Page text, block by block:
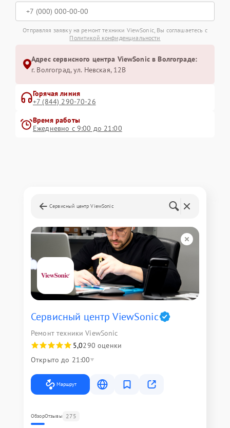
Отправляя заявку на ремонт техники ViewSonic, Вы соглашаетесь с
Политикой конфиденциальности
Адрес сервисного центра ViewSonic в Волгограде:
г. Волгоград, ул. Невская, 12В
Горячая линия
+7 (844) 290-70-26
Время работы
Ежедневно с 9:00 до 21:00
Сервисный центр ViewSonic
Сервисный центр ViewSonic
Ремонт техники ViewSonic
5,0290 оценки
Открыто до 21:00
Маршрут
ОбзорОтзывы 275